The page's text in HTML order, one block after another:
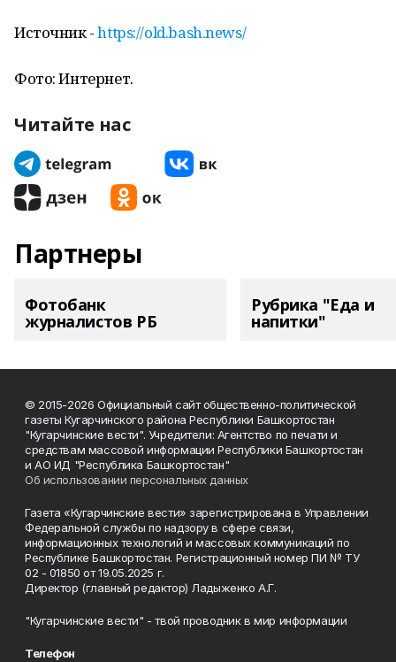
Источник -https://old.bash.news/
Фото: Интернет.
Читайте нас
Партнеры
Фотобанк
журналистов РБ
Рубрика "Еда и
напитки"
© 2015-2026 Официальный сайт общественно-политической
газеты Кугарчинского района Республики Башкортостан
"Кугарчинские вести". Учредители: Агентство по печати и
средствам массовой информации Республики Башкортостан
и АО ИД "Республика Башкортостан"
Об использовании персональных данных
Газета «Кугарчинские вести» зарегистрирована в Управлении
Федеральной службы по надзору в сфере связи,
информационных технологий и массовых коммуникаций по
Республике Башкортостан. Регистрационный номер ПИ № ТУ
02 - 01850 от 19.05.2025 г.
Директор (главный редактор) Ладыженко А.Г.
"Кугарчинские вести" - твой проводник в мир информации
Телефон